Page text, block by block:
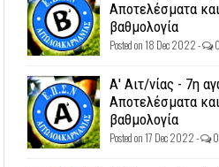
Αποτελέσματα και
βαθμολογία
Posted on 18 Dec 2022 -
Α' Αιτ/νίας - 7η
Αποτελέσματα και
βαθμολογία
Posted on 17 Dec 2022 - 0